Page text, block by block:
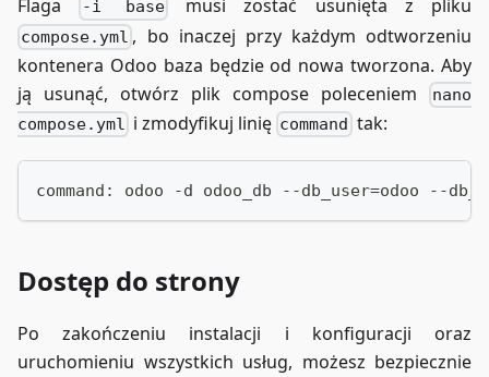
        proxy_set_header Host $host;
proxy_set_header X-Real-IP
proxy_set_header X-Forwarded-For
proxy_set_header X-Forwarded-Proto
    }
}
server {
# Pozwala certbotowi na dostęp do
    location /.well-known/acme-challenge/ {
        root /var/www/certbot;
Flaga -i base musi zostać usunięta z pliku
compose.yml , bo inaczej przy każdym odtworzeniu
kontenera Odoo baza będzie od nowa tworzona. Aby
ją usunąć, otwórz plik compose poleceniem
nano
compose.yml i zmodyfikuj linię command tak:
command: odoo -d odoo_db --db_user=odoo --
Dostęp do strony
Po zakończeniu instalacji i konfiguracji oraz
uruchomieniu wszystkich usług, możesz bezpiecznie